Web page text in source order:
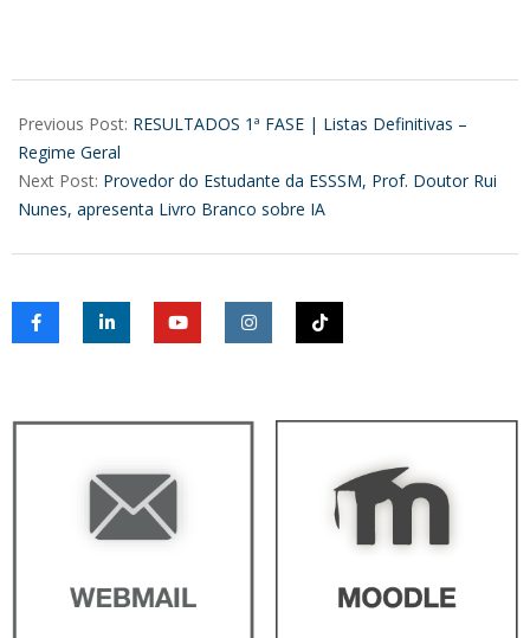
05-
15
Previous Post: RESULTADOS 1ª FASE | Listas Definitivas –
Regime Geral
Next Post: Provedor do Estudante da ESSSM, Prof. Doutor Rui
Nunes, apresenta Livro Branco sobre IA